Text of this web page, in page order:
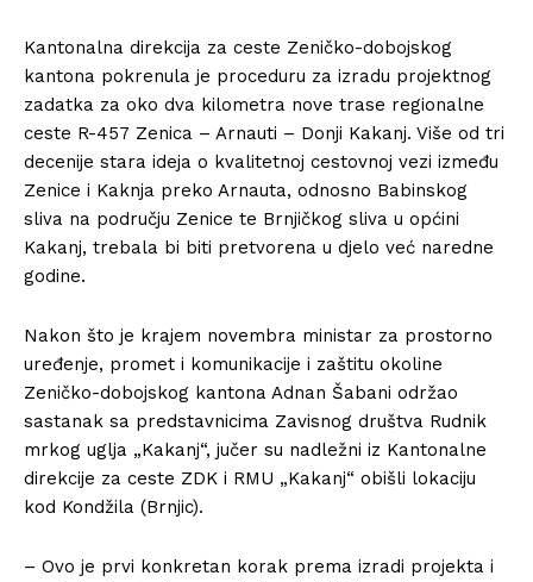
Kantonalna direkcija za ceste Zeničko-dobojskog
kantona pokrenula je proceduru za izradu projektnog
zadatka za oko dva kilometra nove trase regionalne
ceste R-457 Zenica – Arnauti – Donji Kakanj. Više od tri
decenije stara ideja o kvalitetnoj cestovnoj vezi između
Zenice i Kaknja preko Arnauta, odnosno Babinskog
sliva na području Zenice te Brnjičkog sliva u općini
Kakanj, trebala bi biti pretvorena u djelo već naredne
godine.
Nakon što je krajem novembra ministar za prostorno
uređenje, promet i komunikacije i zaštitu okoline
Zeničko-dobojskog kantona Adnan Šabani održao
sastanak sa predstavnicima Zavisnog društva Rudnik
mrkog uglja „Kakanj“, jučer su nadležni iz Kantonalne
direkcije za ceste ZDK i RMU „Kakanj“ obišli lokaciju
kod Kondžila (Brnjic).
– Ovo je prvi konkretan korak prema izradi projekta i